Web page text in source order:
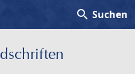
search Suchen